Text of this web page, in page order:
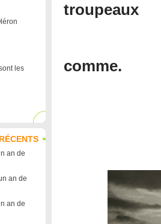
les
an de
an de
an de
troupeaux
comme.